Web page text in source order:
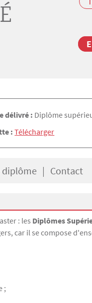
délivré : Diplôme
:Télécharger
diplôme Contact
: les Diplômes
car il se compose
;